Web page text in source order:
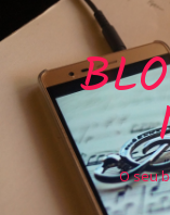
O seu